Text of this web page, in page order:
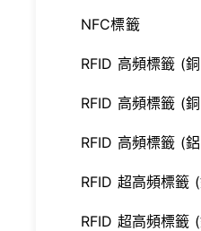
NFC標籤
RFID 高頻標籤 (
RFID 高頻標籤 (
RFID 高頻標籤 (
RFID 超高頻標籤
RFID 超高頻標籤